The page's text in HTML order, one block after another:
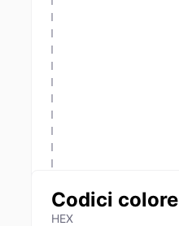
Codici colore
HEX